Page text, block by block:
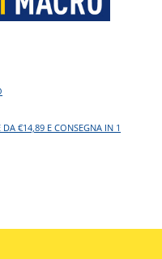
DA €14,89 E CONSEGNA IN 1